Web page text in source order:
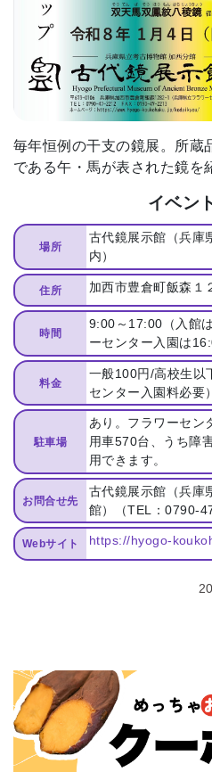
毎年恒例の干支の鏡展。所蔵
である午・馬が表された鏡を
イベン
場所
古代鏡展示館（兵庫
内）
住所 加西市豊倉町飯森１
時間
9:00～17:00（入館
ーセンター入園は
料金
一般100円/高校生以
センター入園料必要）
駐車場
あり。フラワーセン
用車570台、うち障
用できます。
お問合せ先
古代鏡展示館（兵庫
館）（TEL：0790-
Webサイト https://hyogo-